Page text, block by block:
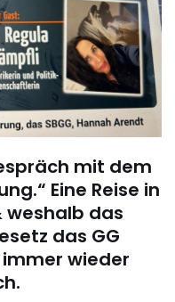
mit dem
Eine Reise in
weshalb das
das GG
wieder